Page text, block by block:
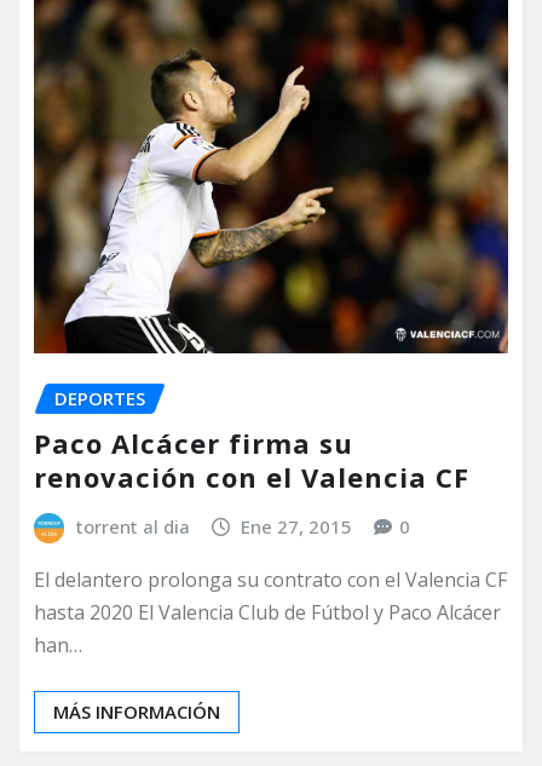
DEPORTES
Paco Alcácer firma su
renovación con el Valencia CF
torrent al dia Ene 27, 2015 0
El delantero prolonga su contrato con el Valencia CF
hasta 2020 El Valencia Club de Fútbol y Paco Alcácer
han…
MÁS INFORMACIÓN